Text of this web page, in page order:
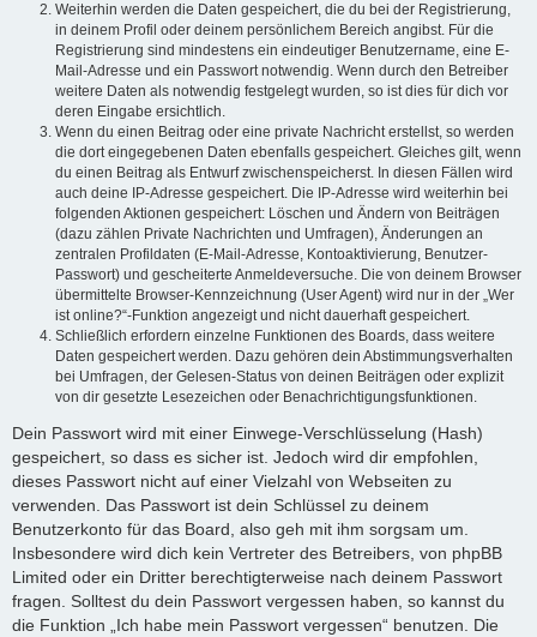
Weiterhin werden die Daten gespeichert, die du bei der Registrierung,
in deinem Profil oder deinem persönlichem Bereich angibst. Für die
Registrierung sind mindestens ein eindeutiger Benutzername, eine E-
Mail-Adresse und ein Passwort notwendig. Wenn durch den Betreiber
weitere Daten als notwendig festgelegt wurden, so ist dies für dich vor
deren Eingabe ersichtlich.
Wenn du einen Beitrag oder eine private Nachricht erstellst, so werden
die dort eingegebenen Daten ebenfalls gespeichert. Gleiches gilt, wenn
du einen Beitrag als Entwurf zwischenspeicherst. In diesen Fällen wird
auch deine IP-Adresse gespeichert. Die IP-Adresse wird weiterhin bei
folgenden Aktionen gespeichert: Löschen und Ändern von Beiträgen
(dazu zählen Private Nachrichten und Umfragen), Änderungen an
zentralen Profildaten (E-Mail-Adresse, Kontoaktivierung, Benutzer-
Passwort) und gescheiterte Anmeldeversuche. Die von deinem Browser
übermittelte Browser-Kennzeichnung (User Agent) wird nur in der „Wer
ist online?“-Funktion angezeigt und nicht dauerhaft gespeichert.
Schließlich erfordern einzelne Funktionen des Boards, dass weitere
Daten gespeichert werden. Dazu gehören dein Abstimmungsverhalten
bei Umfragen, der Gelesen-Status von deinen Beiträgen oder explizit
von dir gesetzte Lesezeichen oder Benachrichtigungsfunktionen.
Dein Passwort wird mit einer Einwege-Verschlüsselung (Hash)
gespeichert, so dass es sicher ist. Jedoch wird dir empfohlen,
dieses Passwort nicht auf einer Vielzahl von Webseiten zu
verwenden. Das Passwort ist dein Schlüssel zu deinem
Benutzerkonto für das Board, also geh mit ihm sorgsam um.
Insbesondere wird dich kein Vertreter des Betreibers, von phpBB
Limited oder ein Dritter berechtigterweise nach deinem Passwort
fragen. Solltest du dein Passwort vergessen haben, so kannst du
die Funktion „Ich habe mein Passwort vergessen“ benutzen. Die